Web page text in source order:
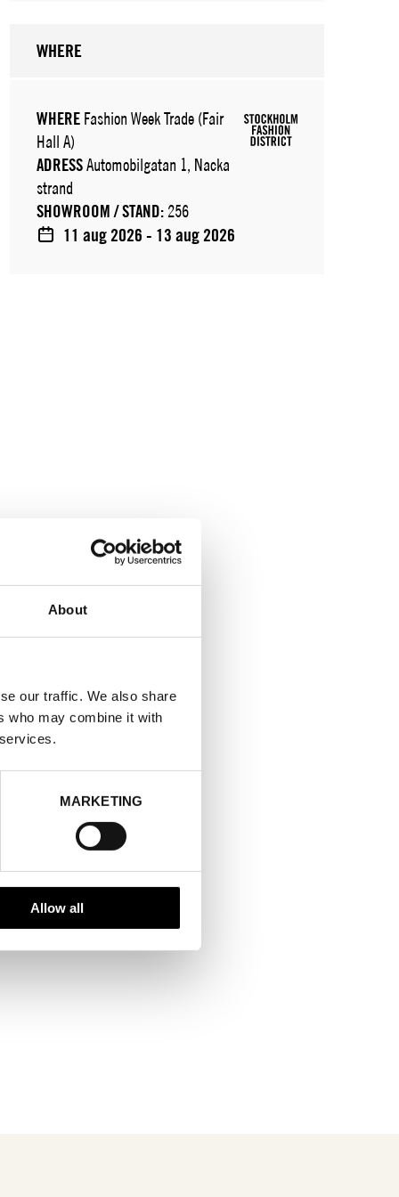
About
our traffic. We also share
who may combine it with
MARKETING
Allow all
WHERE
WHERE Fashion Week Trade (Fair
Hall A)
ADRESSAutomobilgatan 1, Nacka
strand
SHOWROOM / STAND: 256
11 aug 2026 - 13 aug 2026